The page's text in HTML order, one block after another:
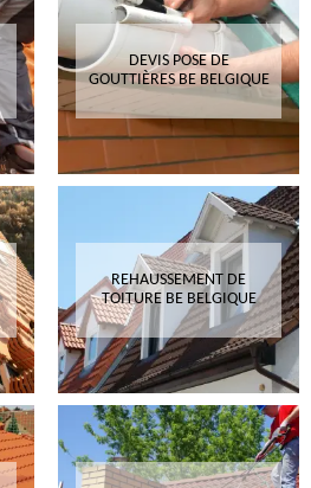
DEVIS POSE DE
GOUTTIÈRES BE BELGIQUE
REHAUSSEMENT DE
TOITURE BE BELGIQUE